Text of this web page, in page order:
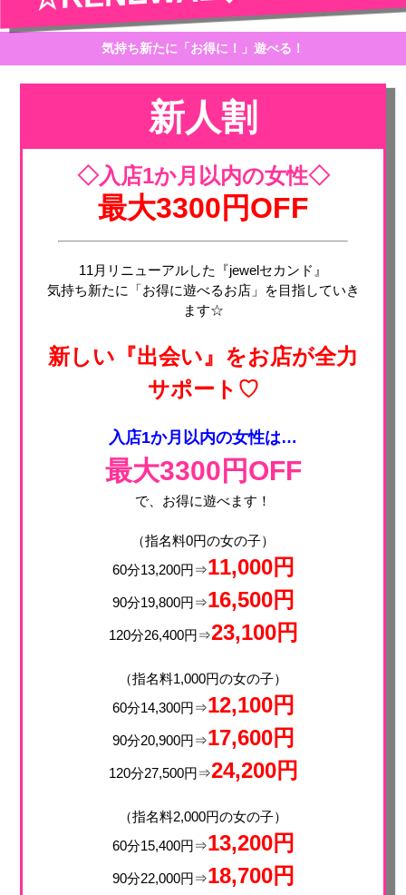
気持ち新たに「お得に！」遊べる！
新人割
◇入店1か月以内の女性◇
最大3300円OFF
11月リニューアルした『jewelセカンド』
気持ち新たに「お得に遊べるお店」を目指していき
ます☆
新しい『出会い』をお店が全力
サポート♡
入店1か月以内の女性は…
最大3300円OFF
で、お得に遊べます！
（指名料0円の女の子）
60分13,200円⇒11,000円
90分19,800円⇒16,500円
120分26,400円⇒23,100円
（指名料1,000円の女の子）
60分14,300円⇒12,100円
90分20,900円⇒17,600円
120分27,500円⇒24,200円
（指名料2,000円の女の子）
60分15,400円⇒13,200円
90分22,000円⇒18,700円